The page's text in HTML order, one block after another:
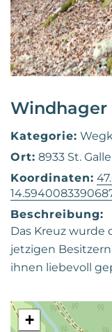
Windhager
Kategorie:
Ort: 8933 St.
Koordinaten:
Beschreibung:
Das Kreuz wurde
jetzigen
ihnen liebevoll
+